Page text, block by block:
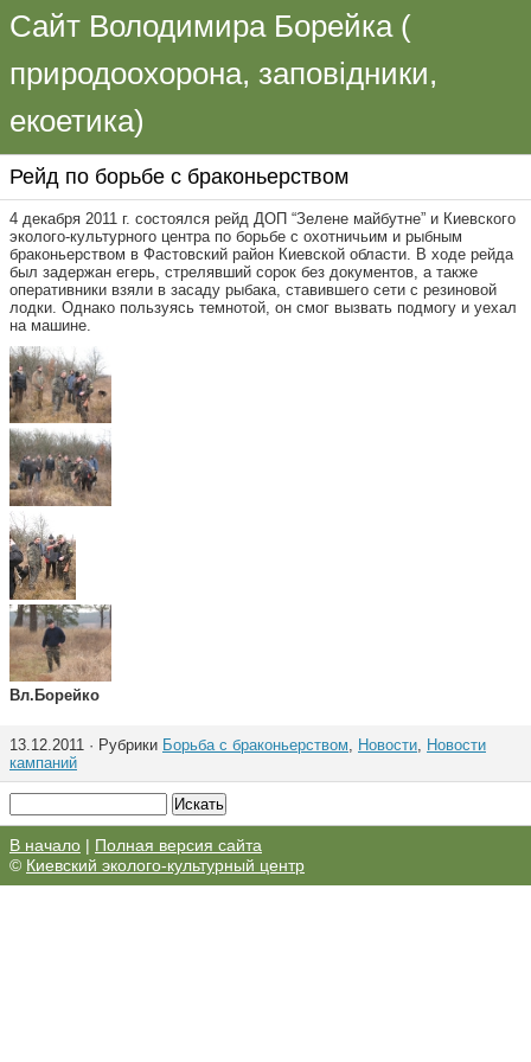
Сайт Володимира Борейка (
природоохорона, заповідники,
екоетика)
Рейд по борьбе с браконьерством
4 декабря 2011 г. состоялся рейд ДОП “Зелене майбутне” и Киевского
эколого-культурного центра по борьбе с охотничьим и рыбным
браконьерством в Фастовский район Киевской области. В ходе рейда
был задержан егерь, стрелявший сорок без документов, а также
оперативники взяли в засаду рыбака, ставившего сети с резиновой
лодки. Однако пользуясь темнотой, он смог вызвать подмогу и уехал
на машине.
Вл.Борейко
13.12.2011 · Рубрики Борьба с браконьерством, Новости, Новости
кампаний
В начало | Полная версия сайта
© Киевский эколого-культурный центр